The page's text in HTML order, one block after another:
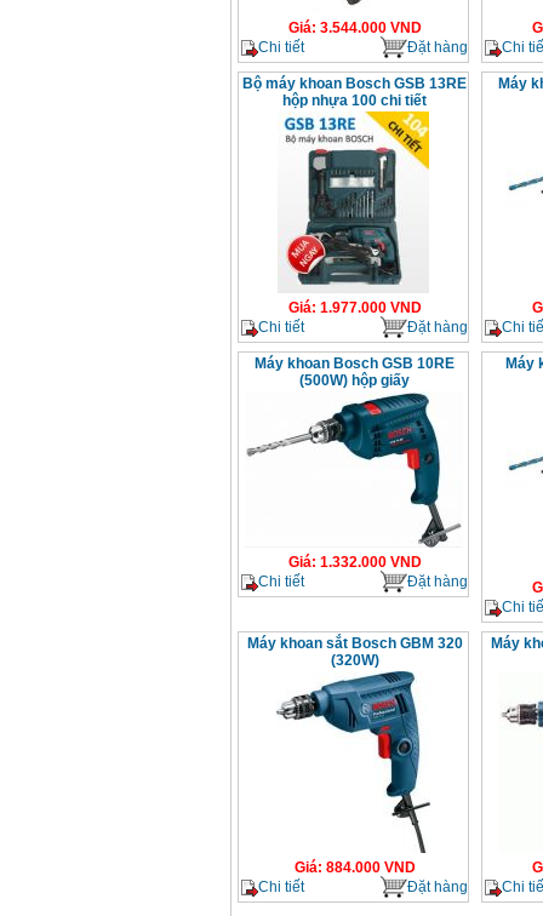
Giá: 3.544.000VND
Chi tiết
Đặt hàng
Chi
Bộ máy khoan Bosch GSB 13RE
hộp nhựa 100 chi tiết
Giá: 1.977.000VND
Chi tiết
Đặt hàng
Máy
Chi
Máy khoan Bosch GSB 10RE
(500W) hộp giấy
Giá: 1.332.000VND
Chi tiết
Đặt hàng
Máy
Chi
Máy khoan sắt Bosch GBM 320
(320W)
Giá: 884.000VND
Chi tiết
Đặt hàng
Máy
Chi